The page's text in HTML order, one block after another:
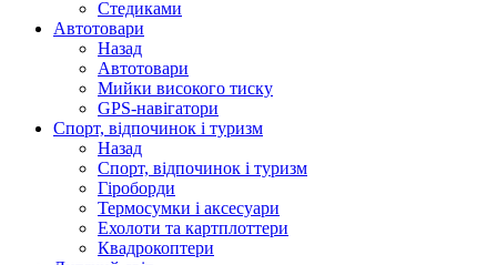
Стедиками
Автотовари
Назад
Автотовари
Мийки високого тиску
GPS-навігатори
Спорт, відпочинок і туризм
Назад
Спорт, відпочинок і туризм
Гіроборди
Термосумки і аксесуари
Ехолоти та картплоттери
Квадрокоптери